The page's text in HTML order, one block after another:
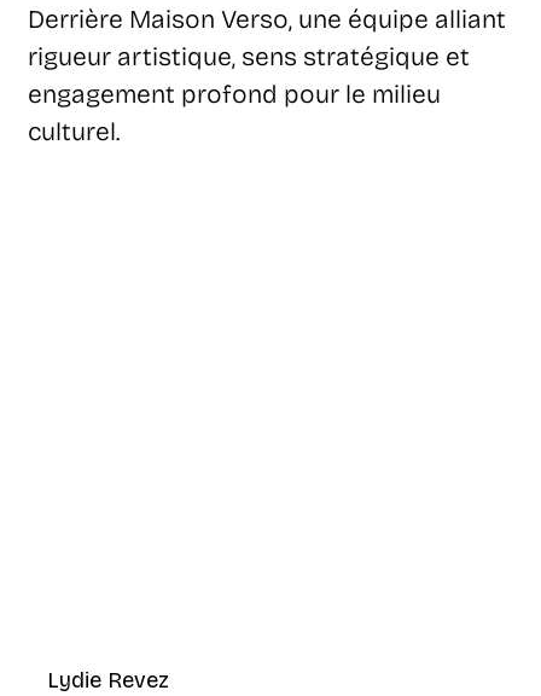
Derrière Maison Verso, une équipe alliant
rigueur artistique, sens stratégique et
engagement profond pour le milieu
culturel.
Lydie Revez